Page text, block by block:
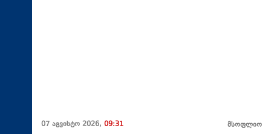
07 აგვისტო 2026, 09:31 მსოფლიო